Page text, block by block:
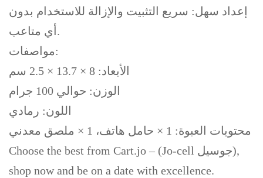
إعداد سهل: سريع التثبيت والإزالة للاستخدام بدون
أي متاعب.
مواصفات:
الأبعاد: 8 × 13.7 × 2.5 سم
الوزن: حوالي 100 جرام
اللون: رمادي
محتويات العبوة: 1 × حامل هاتف، 1 × ملصق معدني
Choose the best from Cart.jo – (Jo-cell جوسيل),
shop now and be on a date with excellence.